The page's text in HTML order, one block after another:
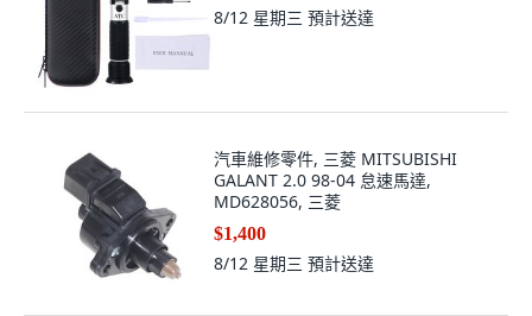
8/12 星期三 預計送達
汽車維修零件, 三菱 MITSUBISHI
GALANT 2.0 98-04 怠速馬達,
MD628056, 三菱
$1,400
8/12 星期三 預計送達